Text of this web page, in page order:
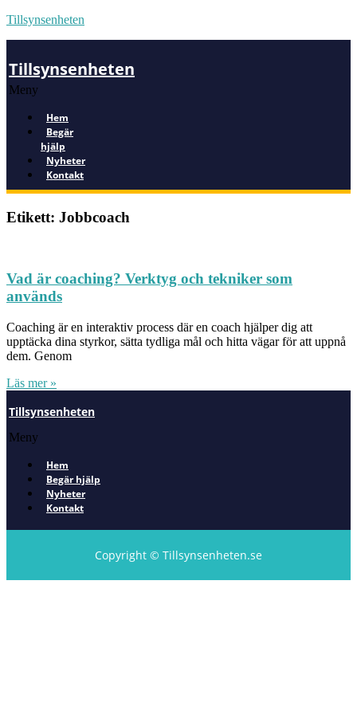
Tillsynsenheten
Tillsynsenheten
Meny
Hem
Begär
hjälp
Nyheter
Kontakt
Etikett: Jobbcoach
Vad är coaching? Verktyg och tekniker som
används
Coaching är en interaktiv process där en coach hjälper dig att
upptäcka dina styrkor, sätta tydliga mål och hitta vägar för att uppnå
dem. Genom
Läs mer »
Tillsynsenheten
Meny
Hem
Begär hjälp
Nyheter
Kontakt
Copyright © Tillsynsenheten.se